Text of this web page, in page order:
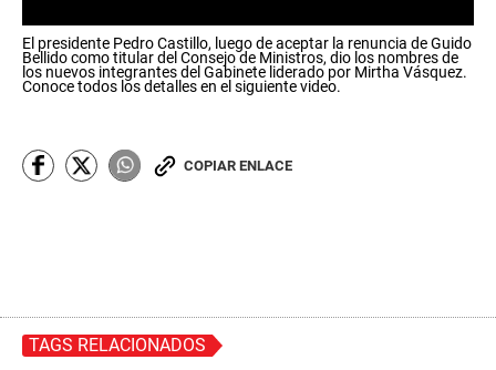
s
e
c
s
o
d
s
El presidente Pedro Castillo, luego de aceptar la renuncia de Guido
Bellido como titular del Consejo de Ministros, dio los nombres de
los nuevos integrantes del Gabinete liderado por Mirtha Vásquez.
Conoce todos los detalles en el siguiente video.
COPIAR ENLACE
TAGS RELACIONADOS